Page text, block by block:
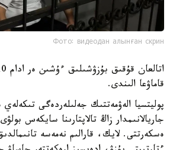
Фото: видеодан алынған скрин
قاماۋعا الىندى.
پوليتسيا الەۋمەتتىك جەلىلەردەگى
جاريالانىمدار زاڭ تالاپتارىنا سايكەس
ەسكەرتتى. لايك، قارالىم نەمەسە